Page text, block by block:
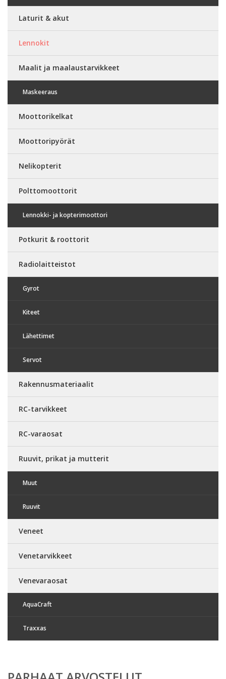
Laturit & akut
Lennokit
Maalit ja maalaustarvikkeet
Maskeeraus
Moottorikelkat
Moottoripyörät
Nelikopterit
Polttomoottorit
Lennokki- ja kopterimoottori
Potkurit & roottorit
Radiolaitteistot
Gyrot
Kiteet
Lähettimet
Servot
Rakennusmateriaalit
RC-tarvikkeet
RC-varaosat
Ruuvit, prikat ja mutterit
Muut
Ruuvit
Veneet
Venetarvikkeet
Venevaraosat
AquaCraft
Traxxas